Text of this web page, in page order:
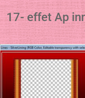
17- effet Ap